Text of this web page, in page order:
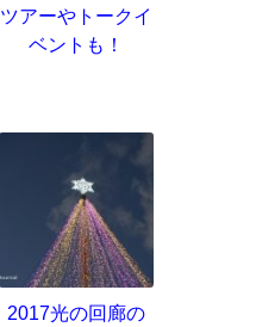
ツアーやトークイ
ベントも！
2017光の回廊の